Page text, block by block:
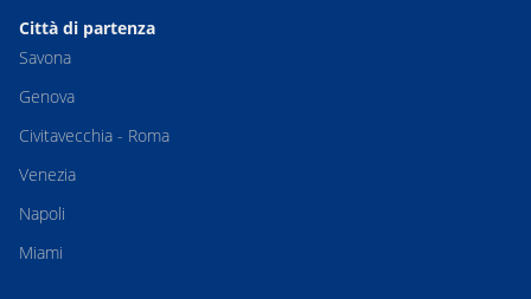
Città di partenza
Savona
Genova
Civitavecchia - Roma
Venezia
Napoli
Miami